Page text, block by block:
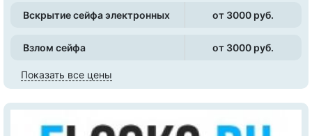
Вскрытие сейфа электронных от 3000 pуб.
Взлом сейфа от 3000 pуб.
Показать все цены